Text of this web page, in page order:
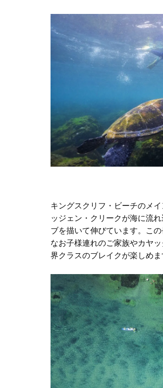
キングスクリフ・ビーチのメ
ッジェン・クリークが海に流
ブを描いて伸びています。こ
なお子様連れのご家族やカヤ
界クラスのブレイクが楽しめま